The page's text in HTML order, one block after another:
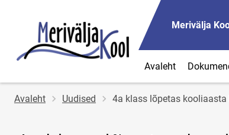
Merivälja
Avaleht
Jälglink
Avaleht Uudised 4a klass lõpetas kooliaasta